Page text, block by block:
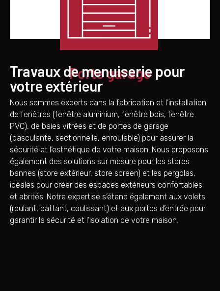
Porte garage
Travaux de menuiserie pour
votre extérieur
Nous sommes experts dans la fabrication et l’installation
de fenêtres (fenêtre aluminium, fenêtre bois, fenêtre
PVC), de baies vitrées et de portes de garage
(basculante, sectionnelle, enroulable) pour assurer la
sécurité et l’esthétique de votre maison. Nous proposons
également des solutions sur mesure pour les stores
bannes (store extérieur, store screen) et les pergolas,
idéales pour créer des espaces extérieurs confortables
et abrités. Notre expertise s’étend également aux volets
(roulant, battant, coulissant) et aux portes d’entrée pour
garantir la sécurité et l’isolation de votre maison.